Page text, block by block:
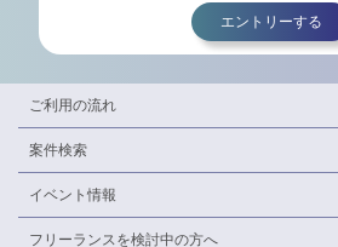
エントリーする
ご利用の流れ
案件検索
イベント情報
フリーランスを検討中の方へ